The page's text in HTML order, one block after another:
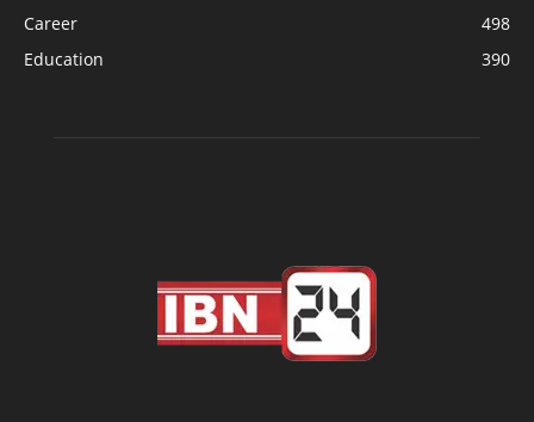
Career
498
Education
390